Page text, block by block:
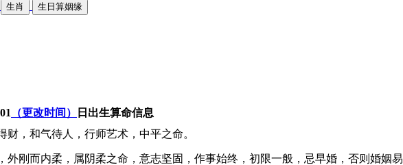
生肖 生日算姻缘
（更改时间） 日出生算命信息
，和气待人，行师艺术，中平之命。
刚而内柔，属阴柔之命，意志坚固，作事始终，初限一般，忌早婚，否则婚姻易